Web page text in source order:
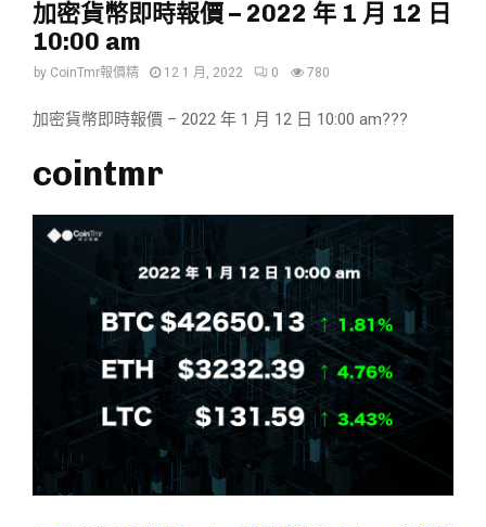
加密貨幣即時報價 – 2022 年 1 月 12 日
10:00 am
by CoinTmr報價精 12 1 月, 2022 0 780
加密貨幣即時報價 – 2022 年 1 月 12 日 10:00 am???
cointmr